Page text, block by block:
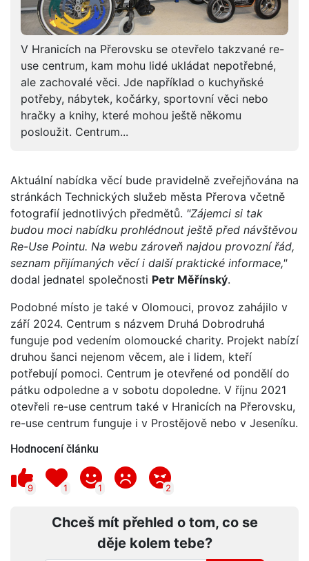
V Hranicích na Přerovsku se otevřelo takzvané re-
use centrum, kam mohu lidé ukládat nepotřebné,
ale zachovalé věci. Jde například o kuchyňské
potřeby, nábytek, kočárky, sportovní věci nebo
hračky a knihy, které mohou ještě někomu
posloužit. Centrum...
Aktuální nabídka věcí bude pravidelně zveřejňována na
stránkách Technických služeb města Přerova včetně
fotografií jednotlivých předmětů. "Zájemci si tak
budou moci nabídku prohlédnout ještě před návštěvou
Re-Use Pointu. Na webu zároveň najdou provozní řád,
seznam přijímaných věcí i další praktické informace,"
dodal jednatel společnosti Petr Měřínský.
Podobné místo je také v Olomouci, provoz zahájilo v
září 2024. Centrum s názvem Druhá Dobrodruhá
funguje pod vedením olomoucké charity. Projekt nabízí
druhou šanci nejenom věcem, ale i lidem, kteří
potřebují pomoci. Centrum je otevřené od pondělí do
pátku odpoledne a v sobotu dopoledne. V říjnu 2021
otevřeli re-use centrum také v Hranicích na Přerovsku,
re-use centrum funguje i v Prostějově nebo v Jeseníku.
Hodnocení článku
9 1 1 2
Chceš mít přehled o tom, co se
děje kolem tebe?